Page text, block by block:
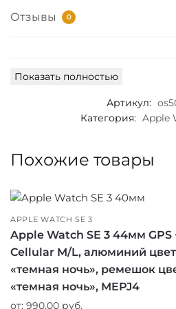
Отзывы 0
Показать полностью
Артикул:
Категория: Apple
Похожие товары
APPLE WATCH SE 3
Apple Watch SE 3 44мм GPS
Cellular M/L, алюминий
«темная ночь», ремешок
«темная ночь», MEPJ4
от: 990,00 руб.